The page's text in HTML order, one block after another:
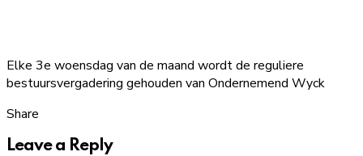
Elke 3e woensdag van de maand wordt de reguliere
bestuursvergadering gehouden van Ondernemend Wyck
Share
Leave a Reply